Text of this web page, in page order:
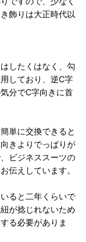
飾りは大正時代以
したくはなく、勾
しており、逆C字
分でC字向きに首
単に交換できると
きよりでっぱりが
ビジネススーツの
伝えしています。
ると二年くらいで
が捻じれないため
る必要がありま